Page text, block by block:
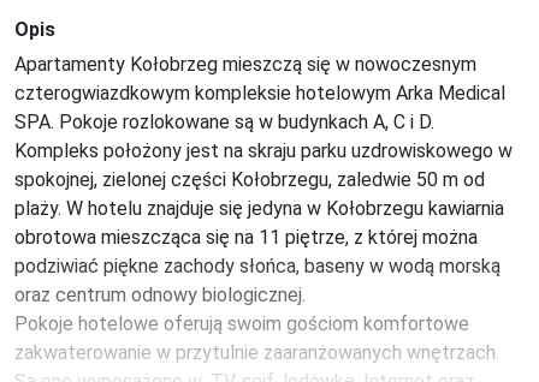
Opis
Apartamenty Kołobrzeg mieszczą się w nowoczesnym
czterogwiazdkowym kompleksie hotelowym Arka Medical
SPA. Pokoje rozlokowane są w budynkach A, C i D.
Kompleks położony jest na skraju parku uzdrowiskowego w
spokojnej, zielonej części Kołobrzegu, zaledwie 50 m od
plaży. W hotelu znajduje się jedyna w Kołobrzegu kawiarnia
obrotowa mieszcząca się na 11 piętrze, z której można
podziwiać piękne zachody słońca, baseny w wodą morską
oraz centrum odnowy biologicznej.
Pokoje hotelowe oferują swoim gościom komfortowe
zakwaterowanie w przytulnie zaaranżowanych wnętrzach.